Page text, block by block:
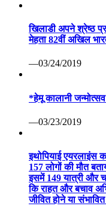
खिलाडी अपने श्रेष्ठ
मेहता 82वीं अखिल
—03/24/2019
*हेमू कालानी
—03/23/2019
इथोपियाई एयरलाइंस
157 लोगों की मौत
इसमें 149 यात्री
कि राहत और बचाव
जीवित होने या